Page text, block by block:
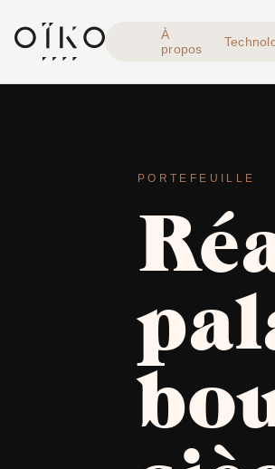
À
propos
PORTEFEUILLE